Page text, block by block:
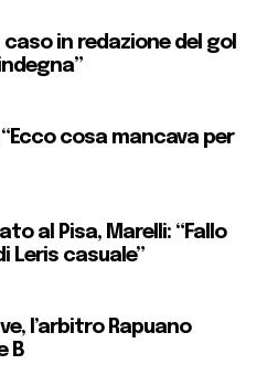
in redazione del gol
cosa mancava per
al Pisa, Marelli: “Fallo
Leris casuale”
l’arbitro Rapuano
B